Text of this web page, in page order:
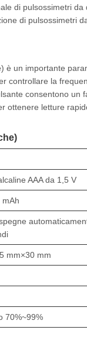
di pulsossimetri
di pulsossimetri
un importante
controllare la
consentono un
letture
AAA da 1,5 V
mAh
mm×30 mm
70%~99%